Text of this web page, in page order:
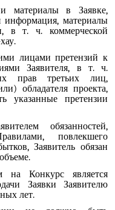
материалы в Заявке,
информация, материалы
в т. ч. коммерческой
лицами претензий к
Заявителя, в т. ч.
прав третьих лиц,
обладателя проекта,
указанные претензии
обязанностей,
повлекшего
Заявитель обязан
на Конкурс является
Заявки Заявителю
лет.